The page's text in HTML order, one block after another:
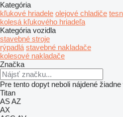
Kategória
kľukové hriadele olejové chladiče
kolesá kľukového hriadeľa
Kategória vozidla
stavebné stroje
rýpadlá stavebné nakladače
kolesové nakladače
Značka
Pre tento dopyt neboli nájdené
Titan
ASAZ
AX